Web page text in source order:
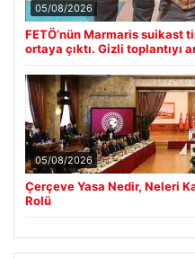
05/08/2026
FETÖ’nün Marmaris
ortaya çıktı. Gizli toplantıyı
05/08/2026
Çerçeve Yasa Nedir, Neleri
Rolü